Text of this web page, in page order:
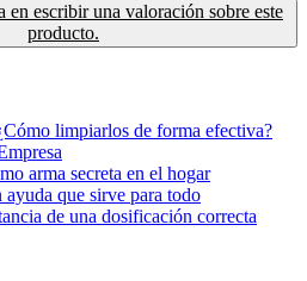
en escribir una valoración sobre este
producto.
limpiarlos de forma efectiva?
arma secreta en el hogar
que sirve para todo
de una dosificación correcta